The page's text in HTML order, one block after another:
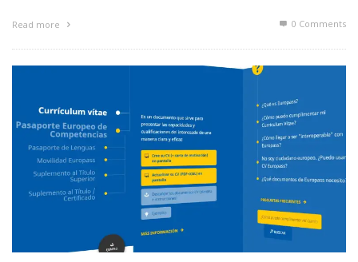
Read more 0 Comments